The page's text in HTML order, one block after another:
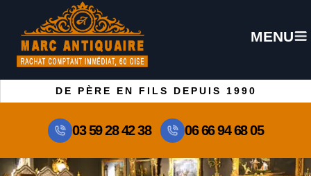
MENU
DE PÈRE EN FILS DEPUIS 1990
03 59 28 42 38 06 66 94 68 05